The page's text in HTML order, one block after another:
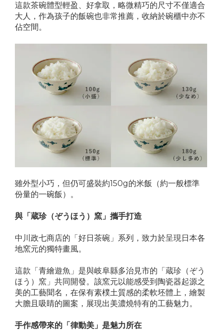
這款茶碗體型輕盈、好拿取，略微精巧的尺寸不僅適合
大人，作為孩子的飯碗也非常推薦，收納於碗櫃中亦不
佔空間。
雖外型小巧，但仍可盛裝約150g的米飯（約一般標準
份量的一碗飯）。
與「蔵珍（ぞうほう）窯」攜手打造
中川政七商店的「好日茶碗」系列，致力於呈現日本各
地窯元的獨特畫風。
這款「青繪遊魚」是與岐阜縣多治見市的「蔵珍（ぞう
ほう）窯」共同開發。該窯元以能感受到陶瓷器起源之
美的工藝聞名，在保有素樸土質感的柔軟坯體上，繪製
大膽且吸睛的圖案，展現出美濃燒特有的工藝魅力。
手作感帶來的「律動美」是魅力所在